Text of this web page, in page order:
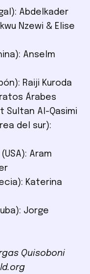
Abdelkader
Nzewi & Elise
Anselm
Raiji Kuroda
Árabes
Sultan Al-Qasimi
del sur):
Aram
Katerina
Jorge
Quisoboni